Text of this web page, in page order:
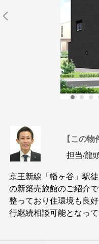
【この物
担当/龍
京王新線「幡ヶ谷」駅
の新築売旅館のご紹介
整っており住環境も良
行継続相談可能となって